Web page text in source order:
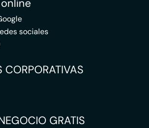
sociales
CORPORATIVAS
GRATIS